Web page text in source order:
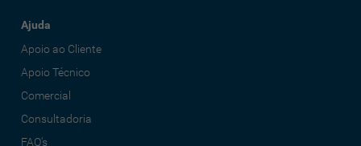
Ajuda
Apoio ao Cliente
Apoio Técnico
Comercial
Consultadoria
FAQ's